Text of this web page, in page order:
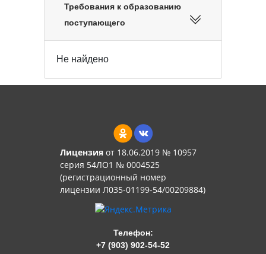
Требования к образованию
поступающего
Не найдено
Лицензияот 18.06.2019 № 10957
серия 54ЛО1 № 0004525
(регистрационный номер
лицензии Л035-01199-54/00209884)
Телефон:
+7 (903) 902-54-52